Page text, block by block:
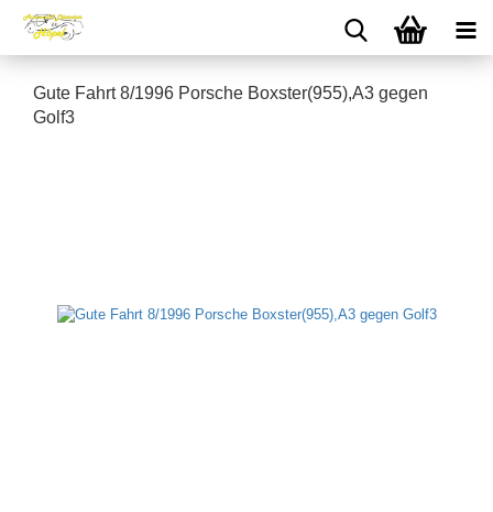
Gute Fahrt 8/1996 Porsche Boxster(955),A3 gegen
Golf3